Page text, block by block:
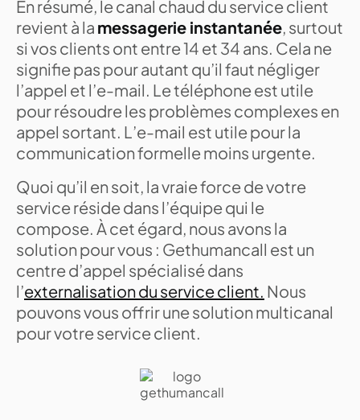
En résumé, le canal chaud du service client
revient à la messagerie instantanée, surtout
si vos clients ont entre 14 et 34 ans. Cela ne
signifie pas pour autant qu’il faut négliger
l’appel et l’e-mail. Le téléphone est utile
pour résoudre les problèmes complexes en
appel sortant. L’e-mail est utile pour la
communication formelle moins urgente.
Quoi qu’il en soit, la vraie force de votre
service réside dans l’équipe qui le
compose. À cet égard, nous avons la
solution pour vous : Gethumancall est un
centre d’appel spécialisé dans
l’externalisation du service client. Nous
pouvons vous offrir une solution multicanal
pour votre service client.